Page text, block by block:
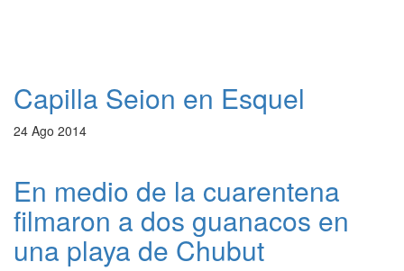
Capilla Seion en Esquel
24 Ago 2014
En medio de la cuarentena
filmaron a dos guanacos en
una playa de Chubut